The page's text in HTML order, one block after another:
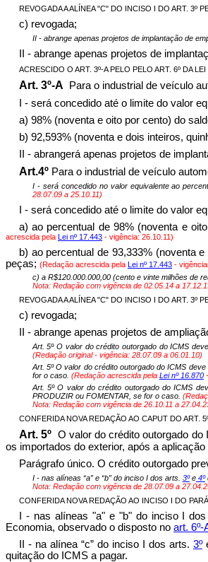
REVOGADA A ALÍNEA "C" DO INCISO I DO ART. 3º
c) revogada;
II - abrange apenas projetos de implantação de
II - abrange apenas projetos de
ACRESCIDO O ART. 3º-A PELO PELO ART. 6º DA LEI
Art. 3º-A
Para o industrial de veículo
I - será concedido até o limite do valor
a) 98% (noventa e oito por cento) do
b) 92,593% (noventa e dois inteiros,
II - abrangerá apenas projetos de
Art.4ºPara o industrial de veículo
I - será concedido no valor equivalente ao
28.07.09 a 25.10.11)
I - será concedido até o limite do valor
a) ao percentual de 98% (noventa e
acrescida pela Lei nº 17.443 - vigência: 26.10.11)
b) ao percentual de 93,333% (noventa
peças; (Redação acrescida pela Lei nº 17.443 - vigência:
c) a R$120.000.000,00 (cento e vinte milhões de
Nota: Redação com vigência de 02.05.14 a
REVOGADA A ALÍNEA "C" DO INCISO I DO ART. 3º
c) revogada;
II - abrange apenas projetos de
Art. 5º O valor do crédito outorgado do ICMS
(Redação original - vigência: 28.07.09 a 06.01.10)
Art. 5º O valor do crédito outorgado do ICMS
for o caso. (Redação acrescida pela Lei nº 16.870-
Art. 5º O valor do crédito outorgado do ICMS
PRODUZIR ou FOMENTAR, se for o caso.
Nota: Redação com vigência de 26.10.11 a
CONFERIDA NOVA REDAÇÃO AO CAPUT DO ART.
Art. 5º O valor do crédito outorgado
os importados do exterior, após a
Parágrafo único. O crédito outorgado
I - nas alíneas “a” e “b” do inciso I dos arts. 3ºe4º
Nota: Redação com vigência de 28.07.09 a
CONFERIDA NOVA REDAÇÃO AO INCISO I DO
I - nas alíneas "a" e "b" do inciso I
Economia, observado o disposto no art. 6º-
II - na alínea “c” do inciso I dos arts. 3º
quitação do ICMS a pagar.